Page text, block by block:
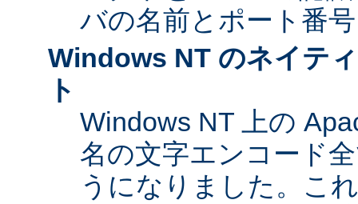
バの名前とポート番
Windows NT のネイテ
ト
Windows NT 上の
名の文字エンコード
うになりました。こ